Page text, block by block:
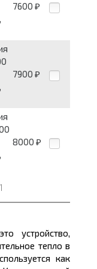
7600 ₽
7900 ₽
8000 ₽
устройство,
тепло в
как